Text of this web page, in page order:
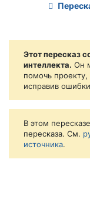
Этот пересказ
интеллекта. Он
помочь
исправив
В этом
пересказа. См.
источника.